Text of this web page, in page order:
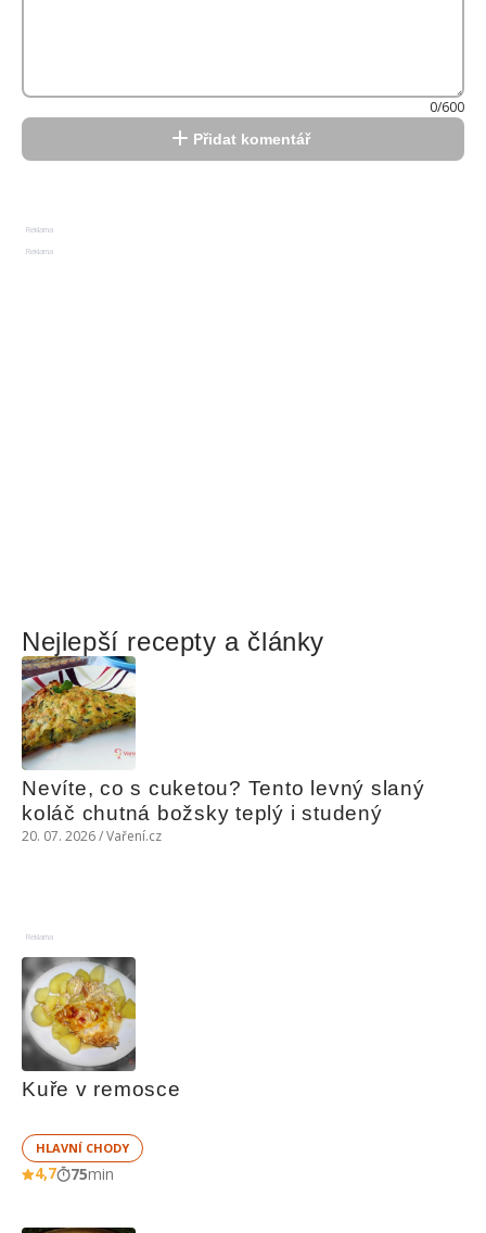
0/600
Přidat komentář
Reklama
Reklama
Nejlepší recepty a články
Nevíte, co s cuketou? Tento levný slaný
koláč chutná božsky teplý i studený
20. 07. 2026 / Vaření.cz
Reklama
Kuře v remosce
HLAVNÍ CHODY
4,7 75min